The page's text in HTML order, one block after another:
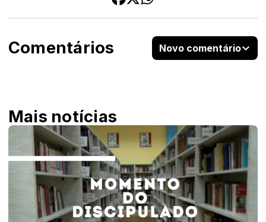
Comentários Novo comentário
Mais notícias